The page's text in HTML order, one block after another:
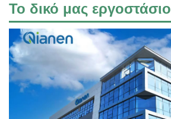
Το δικό μας εργοστάσιο